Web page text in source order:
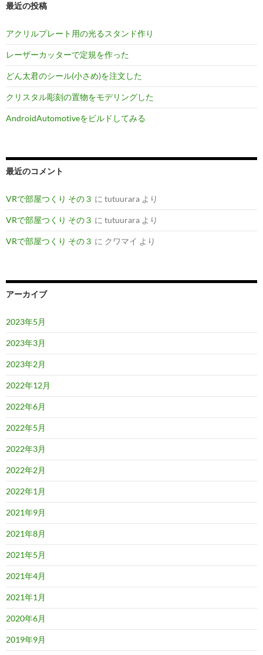
最近の投稿
アクリルプレート用の光るスタンド作り
レーザーカッターで定規を作った
どん太君のシール(小さめ)を注文した
クリスタル彫刻の置物をモデリングした
AndroidAutomotiveをビルドしてみる
最近のコメント
VRで部屋つくり その３ に tutuurara より
VRで部屋つくり その３ に tutuurara より
VRで部屋つくり その３ に クワマイ より
アーカイブ
2023年5月
2023年3月
2023年2月
2022年12月
2022年6月
2022年5月
2022年3月
2022年2月
2022年1月
2021年9月
2021年8月
2021年5月
2021年4月
2021年1月
2020年6月
2019年9月